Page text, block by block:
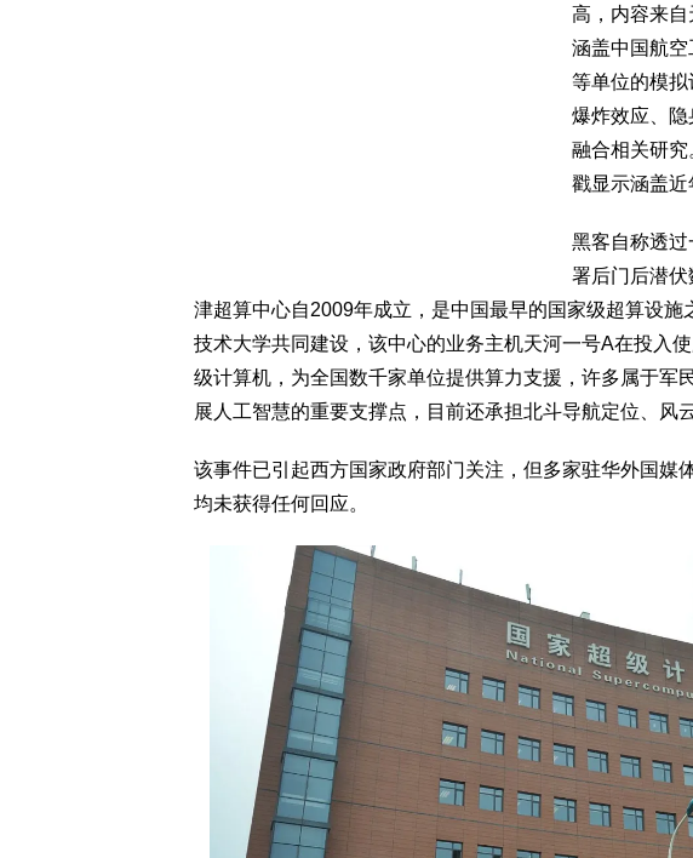
高，内容来自
涵盖中国航
等单位的模
爆炸效应、
融合相关研究
戳显示涵盖近
黑客自称透
署后门后潜
津超算中心自2009年成立，是中国最早的国家级超算设
技术大学共同建设，该中心的业务主机天河一号A在投入
级计算机，为全国数千家单位提供算力支援，许多属于军
展人工智慧的重要支撑点，目前还承担北斗导航定位、风
该事件已引起西方国家政府部门关注，但多家驻华外国媒
均未获得任何回应。